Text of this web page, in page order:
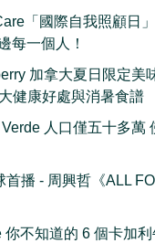
「國際自我照顧日
每一個人！
加拿大夏日限定美
健康好處與消暑食譜
人口僅五十多萬
首播 - 周興哲《ALL
你不知道的 6 個卡加